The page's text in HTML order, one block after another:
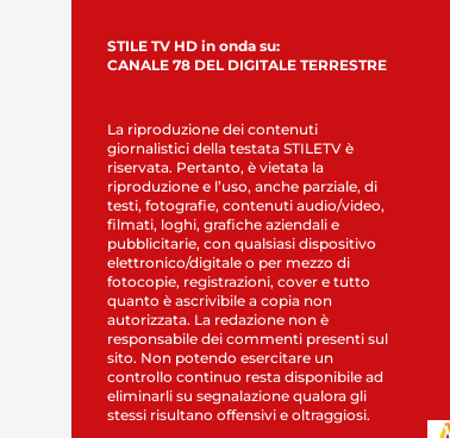
STILE TV HD in onda su:
CANALE 78 DEL DIGITALE TERRESTRE
La riproduzione dei contenuti
giornalistici della testata STILETV è
riservata. Pertanto, è vietata la
riproduzione e l’uso, anche parziale, di
testi, fotografie, contenuti audio/video,
filmati, loghi, grafiche aziendali e
pubblicitarie, con qualsiasi dispositivo
elettronico/digitale o per mezzo di
fotocopie, registrazioni, cover e tutto
quanto è ascrivibile a copia non
autorizzata. La redazione non è
responsabile dei commenti presenti sul
sito. Non potendo esercitare un
controllo continuo resta disponibile ad
eliminarli su segnalazione qualora gli
stessi risultano offensivi e oltraggiosi.